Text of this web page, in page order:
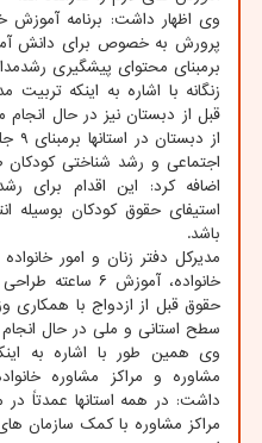
وی اظهار داشت: برنامه آموزش
پرورش به خصوص برای دانش
برمبنای محتوای پیشگیری
زنگانه با اشاره به اینکه
قبل از دبستان نیز در حال
از
اجتماعی و رشد شناختی
اضافه کرد: این اقدام برای
استیفای حقوق کودکان بوسیله
باشد.
مدیرکل دفتر زنان و امور
خانواده، آموزش
حقوق قبل از ازدواج با همکاری
سطح استانی و ملی در حال
مشاوره و مراکز مشاوره
داشت: در همه استانها عمدتاً در
مراکز مشاوره با کمک سازمان